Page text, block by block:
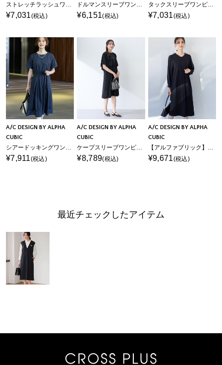
ストレッチラッシュワンピース【はっ水・接触冷感・ストレッチ】
¥7,031(税込)
ドルマンスリーブワンピース【接触冷感】
¥6,151(税込)
タックスリーブワンピース
¥7,031(税込)
A/C DESIGN BY ALPHA
CUBIC
¥7,911(税込)
A/C DESIGN BY ALPHA
CUBIC
¥8,789(税込)
A/C DESIGN BY ALPHA
CUBIC
¥9,671(税込)
最近チェックしたアイテム